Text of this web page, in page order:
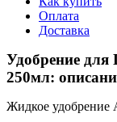
Оплата
Доставка
Удобрение
250мл:
Жидкое удобрение